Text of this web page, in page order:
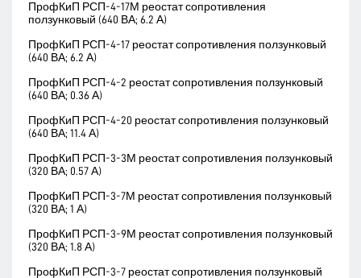
ПрофКиП РСП-4-17М реостат сопротивления
ползунковый (640 ВА; 6.2 А)
ПрофКиП РСП-4-17 реостат сопротивления ползунковый
(640 ВА; 6.2 А)
ПрофКиП РСП-4-2 реостат сопротивления ползунковый
(640 ВА; 0.36 А)
ПрофКиП РСП-4-20 реостат сопротивления ползунковый
(640 ВА; 11.4 А)
ПрофКиП РСП-3-3М реостат сопротивления ползунковый
(320 ВА; 0.57 А)
ПрофКиП РСП-3-7М реостат сопротивления ползунковый
(320 ВА; 1 А)
ПрофКиП РСП-3-9М реостат сопротивления ползунковый
(320 ВА; 1.8 А)
ПрофКиП РСП-3-7 реостат сопротивления ползунковый